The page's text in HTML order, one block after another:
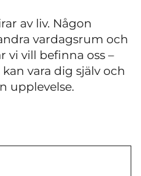
av liv. Någon
vardagsrum och
vi vill befinna oss –
vara dig själv och
upplevelse.